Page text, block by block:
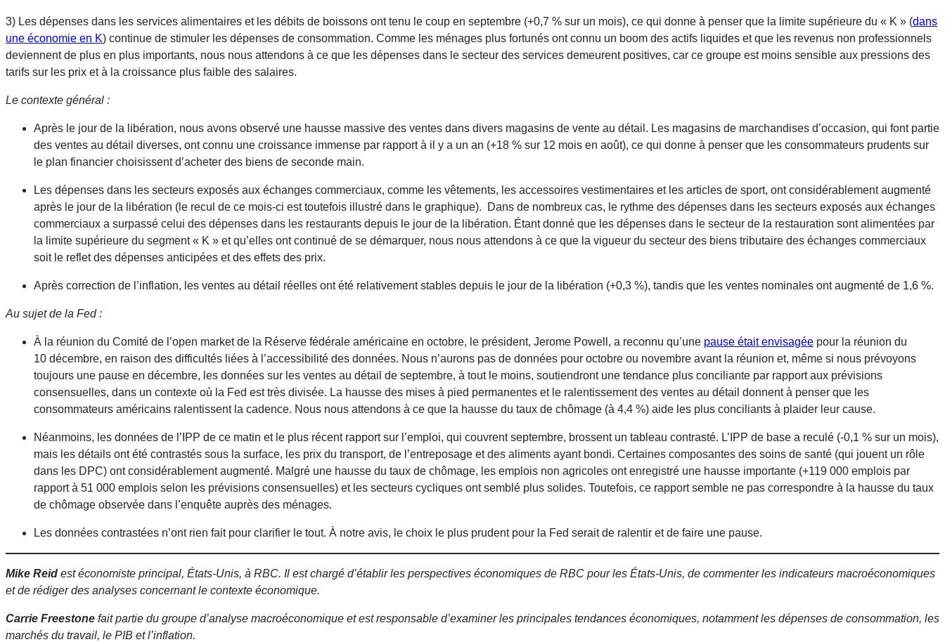
3) Les dépenses dans les services alimentaires et les débits de boissons ont tenu le coup en septembre (+0,7 % sur un mois), ce qui donne à penser que la limite supérieure du « K » (dans
une économie en K) continue de stimuler les dépenses de consommation. Comme les ménages plus fortunés ont connu un boom des actifs liquides et que les revenus non professionnels
deviennent de plus en plus importants, nous nous attendons à ce que les dépenses dans le secteur des services demeurent positives, car ce groupe est moins sensible aux pressions des
tarifs sur les prix et à la croissance plus faible des salaires.
Le contexte général :
Après le jour de la libération, nous avons observé une hausse massive des ventes dans divers magasins de vente au détail. Les magasins de marchandises d’occasion, qui font partie
des ventes au détail diverses, ont connu une croissance immense par rapport à il y a un an (+18 % sur 12 mois en août), ce qui donne à penser que les consommateurs prudents sur
le plan financier choisissent d’acheter des biens de seconde main.
Les dépenses dans les secteurs exposés aux échanges commerciaux, comme les vêtements, les accessoires vestimentaires et les articles de sport, ont considérablement augmenté
après le jour de la libération (le recul de ce mois-ci est toutefois illustré dans le graphique). Dans de nombreux cas, le rythme des dépenses dans les secteurs exposés aux échanges
commerciaux a surpassé celui des dépenses dans les restaurants depuis le jour de la libération. Étant donné que les dépenses dans le secteur de la restauration sont alimentées par
la limite supérieure du segment « K » et qu’elles ont continué de se démarquer, nous nous attendons à ce que la vigueur du secteur des biens tributaire des échanges commerciaux
soit le reflet des dépenses anticipées et des effets des prix.
Après correction de l’inflation, les ventes au détail réelles ont été relativement stables depuis le jour de la libération (+0,3 %), tandis que les ventes nominales ont augmenté de 1,6 %.
Au sujet de la Fed :
À la réunion du Comité de l’open market de la Réserve fédérale américaine en octobre, le président, Jerome Powell, a reconnu qu’une pause était envisagée pour la réunion du
10 décembre, en raison des difficultés liées à l’accessibilité des données. Nous n’aurons pas de données pour octobre ou novembre avant la réunion et, même si nous prévoyons
toujours une pause en décembre, les données sur les ventes au détail de septembre, à tout le moins, soutiendront une tendance plus conciliante par rapport aux prévisions
consensuelles, dans un contexte où la Fed est très divisée. La hausse des mises à pied permanentes et le ralentissement des ventes au détail donnent à penser que les
consommateurs américains ralentissent la cadence. Nous nous attendons à ce que la hausse du taux de chômage (à 4,4 %) aide les plus conciliants à plaider leur cause.
Néanmoins, les données de l’IPP de ce matin et le plus récent rapport sur l’emploi, qui couvrent septembre, brossent un tableau contrasté. L’IPP de base a reculé (-0,1 % sur un mois),
mais les détails ont été contrastés sous la surface, les prix du transport, de l’entreposage et des aliments ayant bondi. Certaines composantes des soins de santé (qui jouent un rôle
dans les DPC) ont considérablement augmenté. Malgré une hausse du taux de chômage, les emplois non agricoles ont enregistré une hausse importante (+119 000 emplois par
rapport à 51 000 emplois selon les prévisions consensuelles) et les secteurs cycliques ont semblé plus solides. Toutefois, ce rapport semble ne pas correspondre à la hausse du taux
de chômage observée dans l’enquête auprès des ménages.
Les données contrastées n’ont rien fait pour clarifier le tout. À notre avis, le choix le plus prudent pour la Fed serait de ralentir et de faire une pause.
Mike Reid est économiste principal, États-Unis, à RBC. Il est chargé d’établir les perspectives économiques de RBC pour les États-Unis, de commenter les indicateurs macroéconomiques
et de rédiger des analyses concernant le contexte économique.
Carrie Freestone fait partie du groupe d’analyse macroéconomique et est responsable d’examiner les principales tendances économiques, notamment les dépenses de consommation, les
marchés du travail, le PIB et l’inflation.